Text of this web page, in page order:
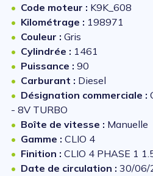
Code moteur : K9K_608
Kilométrage : 198971
Couleur : Gris
Cylindrée : 1461
Puissance : 90
Carburant : Diesel
Désignation commerciale :
- 8V TURBO
Boîte de vitesse : Manuelle
Gamme : CLIO 4
Finition : CLIO 4 PHASE 1
Date de circulation : 30/06/